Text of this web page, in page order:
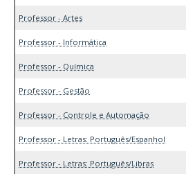
Professor - Artes
Professor - Informática
Professor - Química
Professor - Gestão
Professor - Controle e Automação
Professor - Letras: Português/Espanhol
Professor - Letras: Português/Libras